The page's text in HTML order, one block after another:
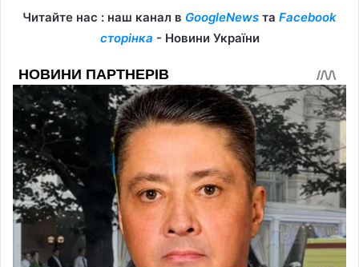
Читайте нас : наш канал в GoogleNews та Facebook
сторінка - Новини України